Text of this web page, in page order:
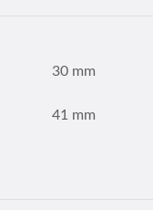
30 mm
41 mm